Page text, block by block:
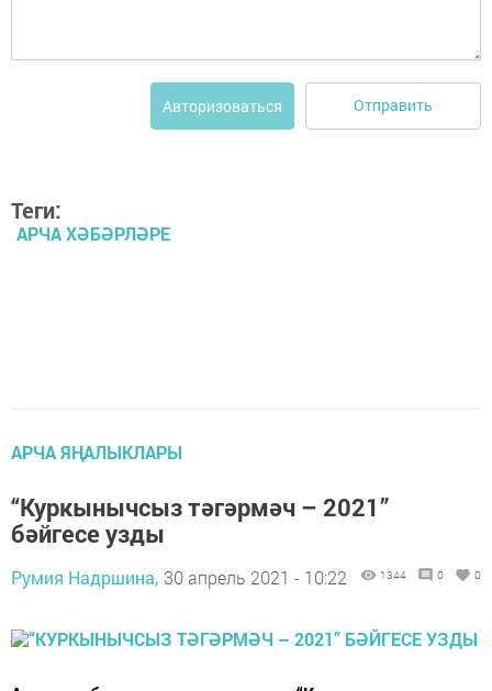
Авторизоваться Отправить
Теги:
АРЧА ХӘБӘРЛӘРЕ
АРЧА ЯҢАЛЫКЛАРЫ
“Куркынычсыз тәгәрмәч – 2021”
бәйгесе узды
Румия Надршина, 30 апрель 2021 - 10:22 1344 0 0